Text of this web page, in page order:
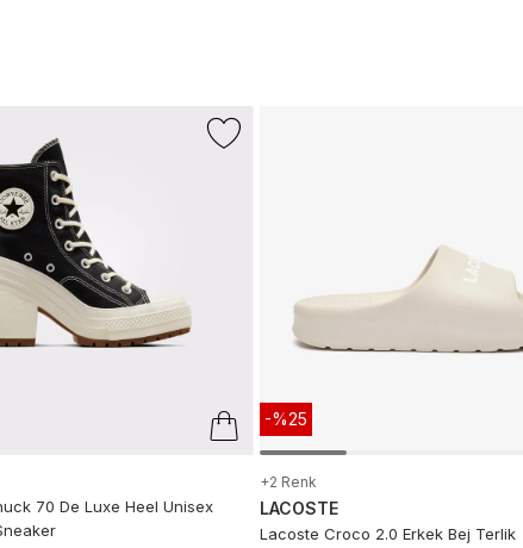
70 De Luxe Heel Unisex
-%25
+2 Renk
LACOSTE
Lacoste Croco 2.0 Erkek Bej Terlik